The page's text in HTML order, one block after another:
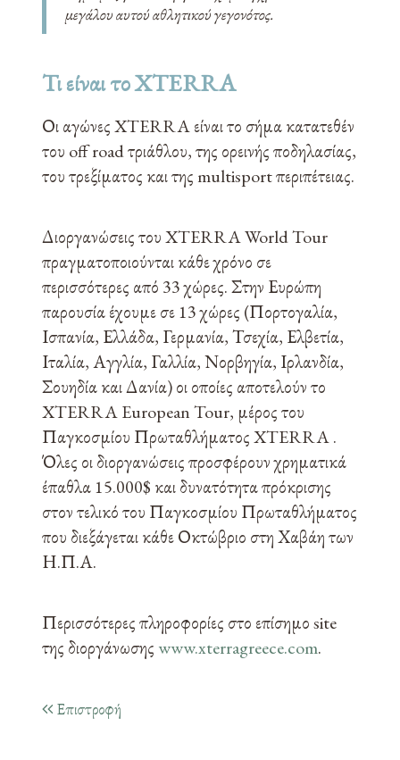
μεγάλου αυτού αθλητικού γεγονότος.
Τι είναι το XTERRA
Οι αγώνες XTERRA είναι το σήμα κατατεθέν
του off road τριάθλου, της ορεινής ποδηλασίας,
του τρεξίματος και της multisport περιπέτειας.
Διοργανώσεις του XTERRA World Tour
πραγματοποιούνται κάθε χρόνο σε
περισσότερες από 33 χώρες. Στην Ευρώπη
παρουσία έχουμε σε 13 χώρες (Πορτογαλία,
Ισπανία, Ελλάδα, Γερμανία, Τσεχία, Ελβετία,
Ιταλία, Αγγλία, Γαλλία, Νορβηγία, Ιρλανδία,
Σουηδία και Δανία) οι οποίες αποτελούν το
XTERRA European Tour, μέρος του
Παγκοσμίου Πρωταθλήματος XTERRA .
Όλες οι διοργανώσεις προσφέρουν χρηματικά
έπαθλα 15.000$ και δυνατότητα πρόκρισης
στον τελικό του Παγκοσμίου Πρωταθλήματος
που διεξάγεται κάθε Οκτώβριο στη Χαβάη των
Η.Π.Α.
Περισσότερες πληροφορίες στο επίσημο site
της διοργάνωσης www.xterragreece.com.
Επιστροφή